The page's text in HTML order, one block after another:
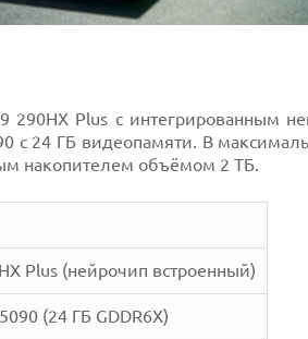
290HX Plus с интегрированным
с 24 ГБ видеопамяти. В
накопителем объёмом 2 ТБ.
Plus (нейрочип встроенный)
(24 ГБ GDDR6X)